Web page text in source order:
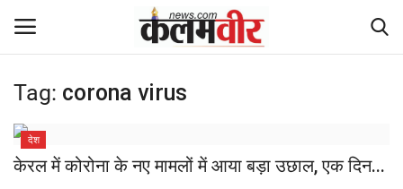
Login
Home
Tag: corona virus
देश
केरल में कोरोना के नए मामलों में आया बड़ा उछाल, एक दिन...